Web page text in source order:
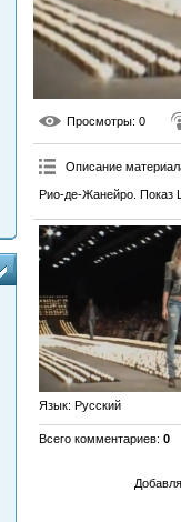
Просмотры: 0
Описание
Рио-де-Жанейро. Показ
Язык: Русский
Всего комментариев: 0